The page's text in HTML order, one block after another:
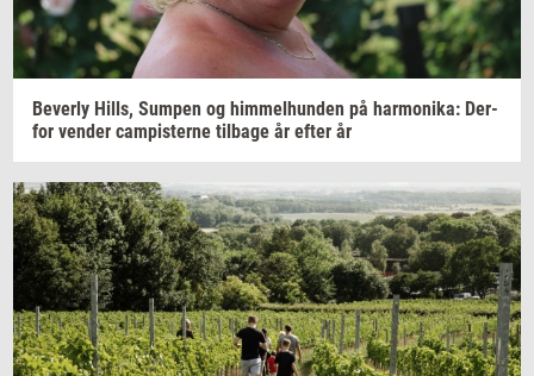
Be­ver­ly Hills, Sum­pen og him­mel­hund­en på har­moni­ka: Der­
for ven­der cam­pi­ster­ne til­ba­ge år efter år